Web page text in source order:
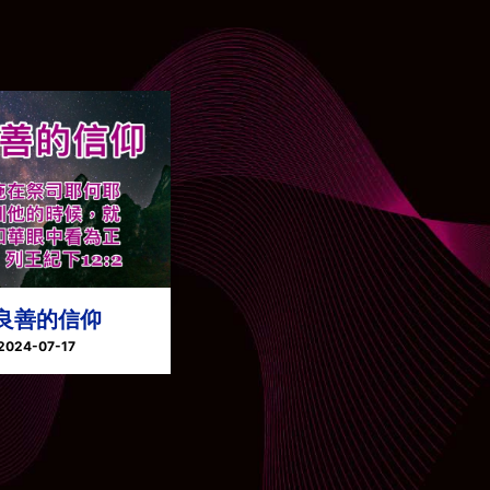
善的信仰
07-17